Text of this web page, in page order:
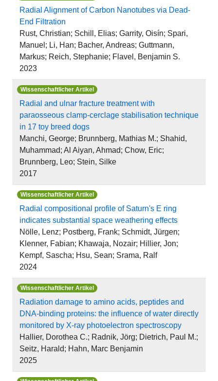
Radial Alignment of Carbon Nanotubes via Dead‐
End Filtration
Rust, Christian; Schill, Elias; Garrity, Oisín; Spari,
Manuel; Li, Han; Bacher, Andreas; Guttmann,
Markus; Reich, Stephanie; Flavel, Benjamin S.
2023
Wissenschaftlicher Artikel
Radial and ulnar fracture treatment with
paraosseous clamp-cerclage stabilisation technique
in 17 toy breed dogs
Manchi, George; Brunnberg, Mathias M.; Shahid,
Muhammad; Al Aiyan, Ahmad; Chow, Eric;
Brunnberg, Leo; Stein, Silke
2017
Wissenschaftlicher Artikel
Radial compositional profile of Saturn's E ring
indicates substantial space weathering effects
Nölle, Lenz; Postberg, Frank; Schmidt, Jürgen;
Klenner, Fabian; Khawaja, Nozair; Hillier, Jon;
Kempf, Sascha; Hsu, Sean; Srama, Ralf
2024
Wissenschaftlicher Artikel
Radiation damage to amino acids, peptides and
DNA-binding proteins: the influence of water directly
monitored by X-ray photoelectron spectroscopy
Hallier, Dorothea C.; Radnik, Jörg; Dietrich, Paul M.;
Seitz, Harald; Hahn, Marc Benjamin
2025